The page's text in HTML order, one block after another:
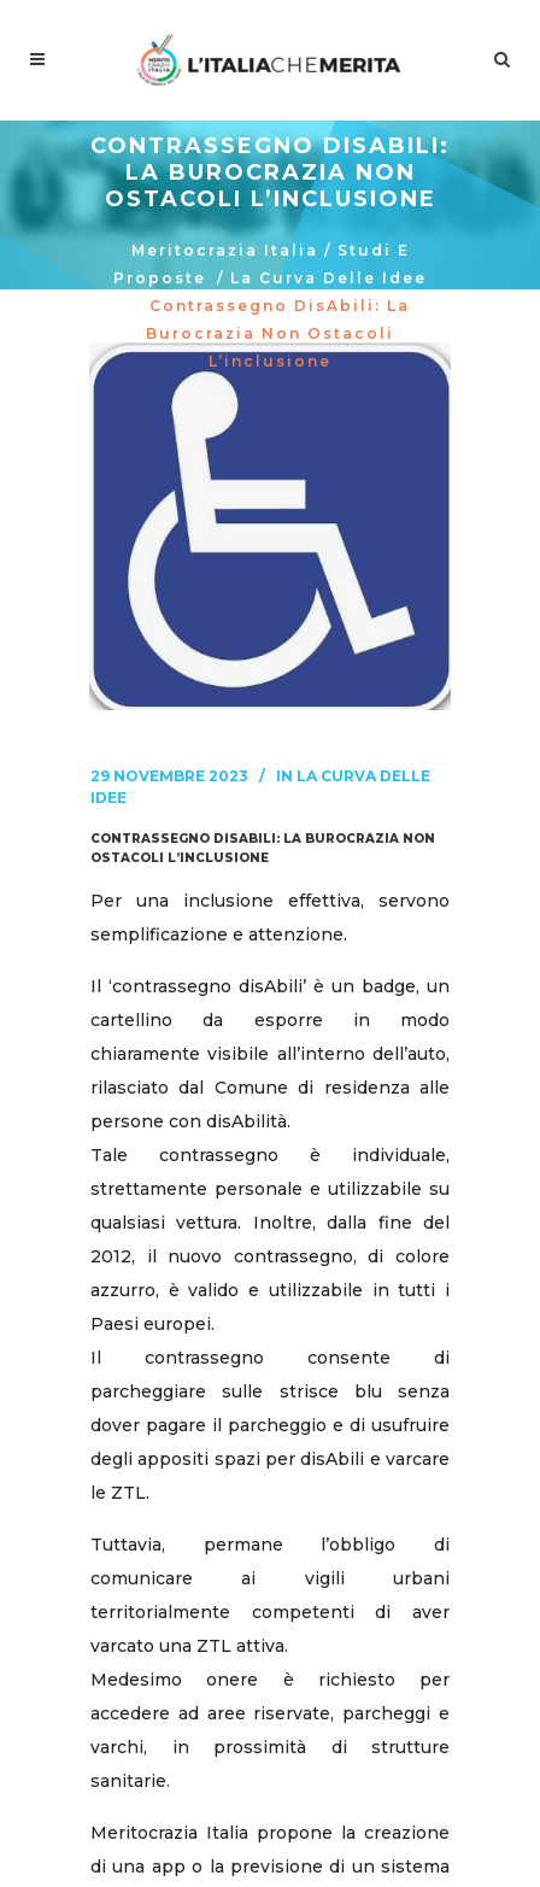
CONTRASSEGNO DISABILI:
LA BUROCRAZIA NON
OSTACOLI L’INCLUSIONE
Meritocrazia Italia / Studi E
Proposte
/ La Curva Delle Idee
Contrassegno DisAbili: La
Burocrazia Non Ostacoli
L’inclusione
29 NOVEMBRE 2023 IN LA CURVA DELLE
IDEE
CONTRASSEGNO DISABILI: LA BUROCRAZIA NON
OSTACOLI L’INCLUSIONE
Per una inclusione effettiva, servono
semplificazione e attenzione.
Il ‘contrassegno disAbili’ è un badge, un
cartellino da esporre in modo
chiaramente visibile all’interno dell’auto,
rilasciato dal Comune di residenza alle
persone con disAbilità.
Tale contrassegno è individuale,
strettamente personale e utilizzabile su
qualsiasi vettura. Inoltre, dalla fine del
2012, il nuovo contrassegno, di colore
azzurro, è valido e utilizzabile in tutti i
Paesi europei.
Il contrassegno consente di
parcheggiare sulle strisce blu senza
dover pagare il parcheggio e di usufruire
degli appositi spazi per disAbili e varcare
le ZTL.
Tuttavia, permane l’obbligo di
comunicare ai vigili urbani
territorialmente competenti di aver
varcato una ZTL attiva.
Medesimo onere è richiesto per
accedere ad aree riservate, parcheggi e
varchi, in prossimità di strutture
sanitarie.
Meritocrazia Italia propone la creazione
di una app o la previsione di un sistema